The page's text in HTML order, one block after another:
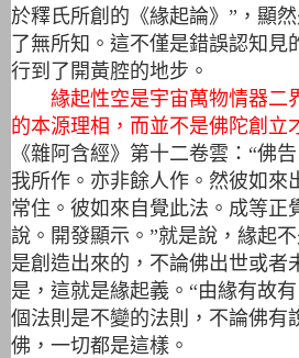
於釋氏所創的《緣起論》”，顯
了無所知。這不僅是錯誤認知見
行到了開黃腔的地步。
緣起性空是宇宙萬物情器二
的本源理相，而並不是佛陀創立
《雜阿含經》第十二卷雲：“佛
我所作。亦非餘人作。然彼如來
常住。彼如來自覺此法。成等正
說。開發顯示。”就是說，緣起
是創造出來的，不論佛出世或者
是，這就是緣起義。“由緣有故
個法則是不變的法則，不論佛有
佛，一切都是這樣。